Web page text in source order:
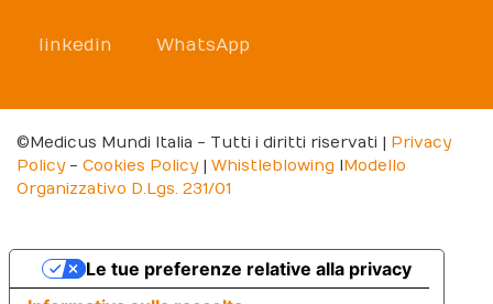
linkedin WhatsApp
©Medicus Mundi Italia - Tutti i diritti riservati | Privacy
Policy- Cookies Policy| Whistleblowing IModello
Organizzativo D.Lgs. 231/01
Le tue preferenze relative alla privacy